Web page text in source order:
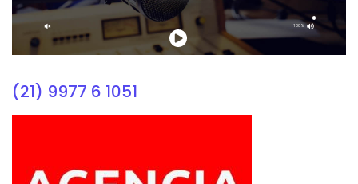
(21) 9977 6 1051